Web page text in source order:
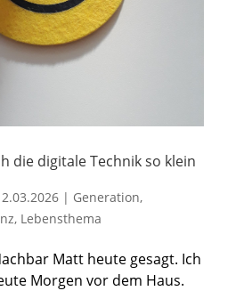
die digitale Technik so klein
| Generation,
, Lebensthema
Matt heute gesagt. Ich
Morgen vor dem Haus.